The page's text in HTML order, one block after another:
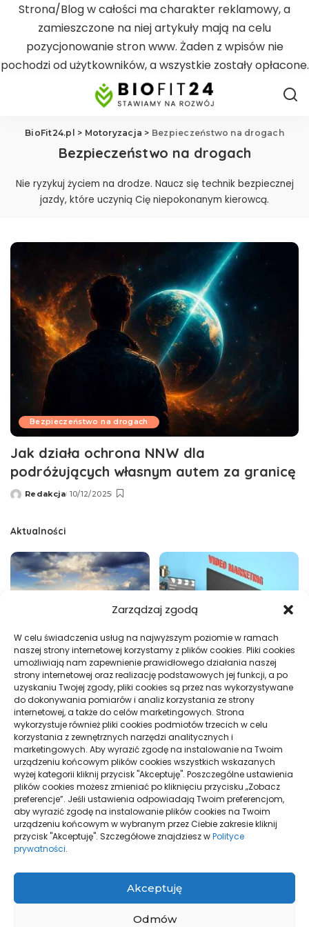
Zarządzaj zgodą
W celu świadczenia usług na najwyższym poziomie w ramach
naszej strony internetowej korzystamy z plików cookies. Pliki cookies
umożliwiają nam zapewnienie prawidłowego działania naszej
strony internetowej oraz realizację podstawowych jej funkcji, a po
uzyskaniu Twojej zgody, pliki cookies są przez nas wykorzystywane
do dokonywania pomiarów i analiz korzystania ze strony
internetowej, a także do celów marketingowych. Strona
wykorzystuje również pliki cookies podmiotów trzecich w celu
korzystania z zewnętrznych narzędzi analitycznych i
marketingowych. Aby wyrazić zgodę na instalowanie na Twoim
urządzeniu końcowym plików cookies wszystkich wskazanych
wyżej kategorii kliknij przycisk "Akceptuję". Poszczególne ustawienia
plików cookies możesz zmieniać po kliknięciu przycisku „Zobacz
preferencje”. Jeśli ustawienia odpowiadają Twoim preferencjom,
aby wyrazić zgodę na instalowanie plików cookies na Twoim
urządzeniu końcowym w wybranym przez Ciebie zakresie kliknij
przycisk "Akceptuję". Szczegółowe znajdziesz wPolityce
prywatności.
Akceptuję
Odmów
Strona/Blog w całości ma charakter reklamowy, a
zamieszczone na niej artykuły mają na celu
pozycjonowanie stron www. Żaden z wpisów nie
pochodzi od użytkowników, a wszystkie zostały opłacone.
BioFit24.pl > Motoryzacja > Bezpieczeństwo na drogach
Bezpieczeństwo na drogach
Nie ryzykuj życiem na drodze. Naucz się technik bezpiecznej
jazdy, które uczynią Cię niepokonanym kierowcą.
Bezpieczeństwo na drogach
Jak działa ochrona NNW dla
podróżujących własnym autem za granicę
Wysłany
Redakcja 10/12/2025
Aktualności
Jak obliczyć ograniczenie
prowizji Booking.com
Sklep przed Google Ads i Meta
Ads: wymagania
Brandbook a księga znaku:
różnice i zastosowanie
Barania Góra: który szlak na
pierwsze wejście